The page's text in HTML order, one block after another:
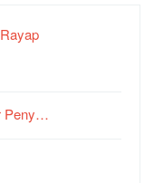
Peny…